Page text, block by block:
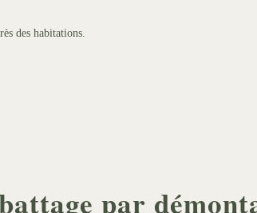
des habitations.
par